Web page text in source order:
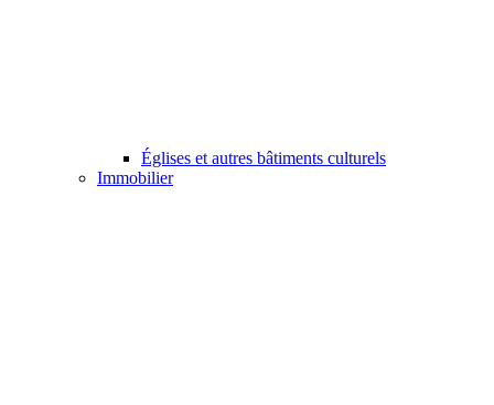
Églises et autres bâtiments culturels
Immobilier